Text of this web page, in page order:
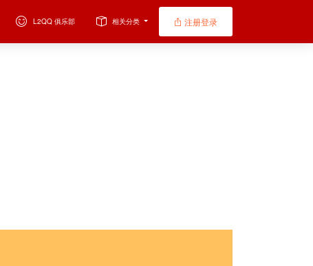
L2QQ 俱乐部 相关分类 注册登录